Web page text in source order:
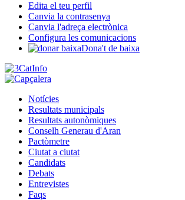
Edita el teu perfil
Canvia la contrasenya
Canvia l'adreça electrònica
Configura les comunicacions
Dona't de baixa
Notícies
Resultats municipals
Resultats autonòmiques
Conselh Generau d'Aran
Pactòmetre
Ciutat a ciutat
Candidats
Debats
Entrevistes
Faqs